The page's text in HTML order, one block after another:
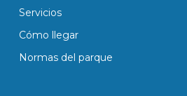
Servicios
Cómo llegar
Normas del parque